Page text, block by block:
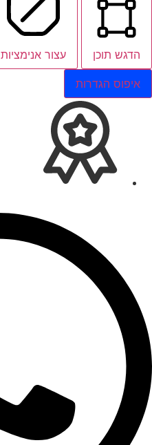
הדגש תוכן עצור אנימציות
איפוס הגדרות